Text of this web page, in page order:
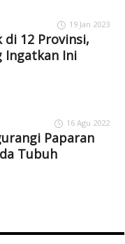
19 Jan 2023
di 12 Provinsi,
Ingatkan Ini
16 Agu 2022
Paparan
Tubuh